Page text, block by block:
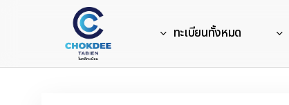
content
ทะเบียนทั้งหมด